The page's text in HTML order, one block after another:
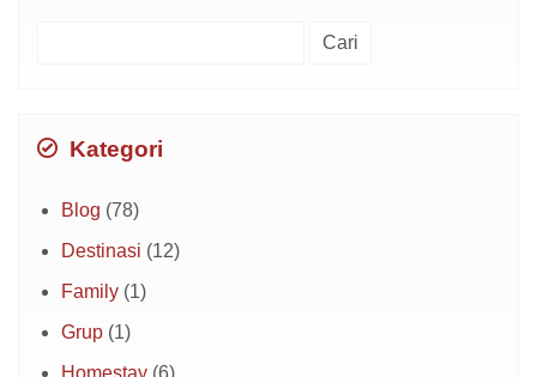
Kategori
Blog (78)
Destinasi (12)
Family (1)
Grup (1)
Homestay (6)